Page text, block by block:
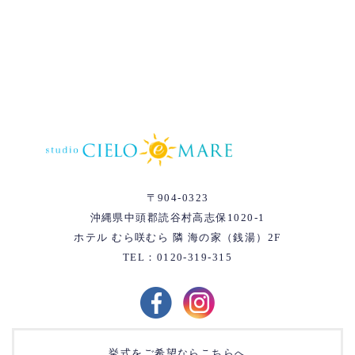
〒904-0323
沖縄県中頭郡読谷村高志保1020-1
ホテル むら咲むら 隣 海の家（銭湯）2F
TEL：0120-319-315